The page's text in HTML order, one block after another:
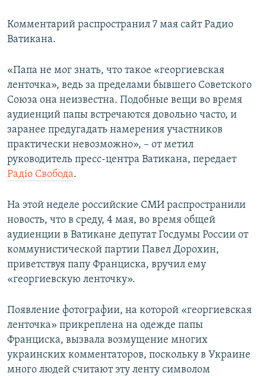
КРЫМ.НЕПОКОРЕННЫЙ
УКРАИНСКАЯ ПРОБЛЕМА КРЫМА
Все сайты RFE/RL
Комментарий распространил 7 мая сайт Радио
Ватикана.
«Папа не мог знать, что такое «георгиевская
ленточка», ведь за пределами бывшего Советского
Союза она неизвестна. Подобные вещи во время
аудиенций папы встречаются довольно часто, и
заранее предугадать намерения участников
практически невозможно», – от метил
руководитель пресс-центра Ватикана, передает
Радіо Свобода.
На этой неделе российские СМИ распространили
новость, что в среду, 4 мая, во время общей
аудиенции в Ватикане депутат Госдумы России от
коммунистической партии Павел Дорохин,
приветствуя папу Франциска, вручил ему
«георгиевскую ленточку».
Появление фотографии, на которой «георгиевская
ленточка» прикреплена на одежде папы
Франциска, вызвала возмущение многих
украинских комментаторов, поскольку в Украине
много людей считают эту ленту символом